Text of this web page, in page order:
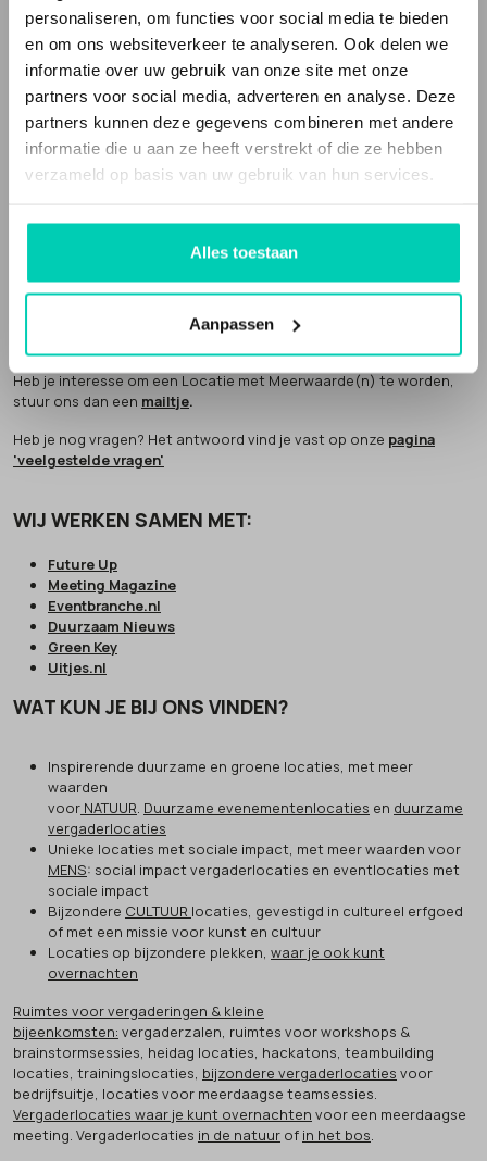
personaliseren, om functies voor social media te bieden
en om ons websiteverkeer te analyseren. Ook delen we
informatie over uw gebruik van onze site met onze
partners voor social media, adverteren en analyse. Deze
partners kunnen deze gegevens combineren met andere
informatie die u aan ze heeft verstrekt of die ze hebben
verzameld op basis van uw gebruik van hun services.
Alles toestaan
Aanpassen
Locaties met Meerwaarde(n) is een webportal die deze bijzondere
en unieke locaties verzamelt. Het is ook een sociale onderneming.
Een deel van onze omzet geven we weg aangoede doelen.
AANMELDEN LOCATIE
Een Locatie met Meerwaarde(n) word je niet zomaar. Hiervoor
opgesteld. We komen altijd zelf
langs om het verhaal van de locatie te horen en sfeer te proeven.
Heb je interesse om een Locatie met Meerwaarde(n) te worden,
stuur ons dan een mailtje.
Heb je nog vragen? Het antwoord vind je vast op onze pagina
'veelgestelde vragen'
WIJ WERKEN SAMEN MET:
Future Up
Meeting Magazine
Eventbranche.nl
Duurzaam Nieuws
Green Key
Uitjes.nl
WAT KUN JE BIJ ONS VINDEN?
Inspirerende duurzame en groene locaties, met meer
waarden
voor NATUUR. Duurzame evenementenlocaties en duurzame
vergaderlocaties
Unieke locaties met sociale impact, met meer waarden voor
MENS: social impact vergaderlocaties en eventlocaties met
sociale impact
Bijzondere CULTUUR locaties, gevestigd in cultureel erfgoed
of met een missie voor kunst en cultuur
Locaties op bijzondere plekken, waar je ook kunt
overnachten
Ruimtes voor vergaderingen & kleine
bijeenkomsten: vergaderzalen, ruimtes voor workshops &
brainstormsessies, heidag locaties, hackatons, teambuilding
locaties, trainingslocaties, bijzondere vergaderlocaties voor
bedrijfsuitje, locaties voor meerdaagse teamsessies.
Vergaderlocaties waar je kunt overnachten voor een meerdaagse
meeting. Vergaderlocaties in de natuur of in het bos.